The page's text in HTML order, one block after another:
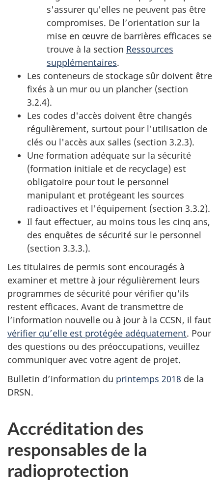
s'assurer qu'elles ne peuvent pas être
compromises. De l’orientation sur la
mise en œuvre de barrières efficaces se
trouve à la section Ressources
supplémentaires.
Les conteneurs de stockage sûr doivent être
fixés à un mur ou un plancher (section
3.2.4).
Les codes d'accès doivent être changés
régulièrement, surtout pour l'utilisation de
clés ou l'accès aux salles (section 3.2.3).
Une formation adéquate sur la sécurité
(formation initiale et de recyclage) est
obligatoire pour tout le personnel
manipulant et protégeant les sources
radioactives et l'équipement (section 3.3.2).
Il faut effectuer, au moins tous les cinq ans,
des enquêtes de sécurité sur le personnel
(section 3.3.3.).
Les titulaires de permis sont encouragés à
examiner et mettre à jour régulièrement leurs
programmes de sécurité pour vérifier qu'ils
restent efficaces. Avant de transmettre de
l’information nouvelle ou à jour à la CCSN, il faut
vérifier qu’elle est protégée adéquatement. Pour
des questions ou des préoccupations, veuillez
communiquer avec votre agent de projet.
Bulletin d’information du printemps 2018 de la
DRSN.
Accréditation des
responsables de la
radioprotection